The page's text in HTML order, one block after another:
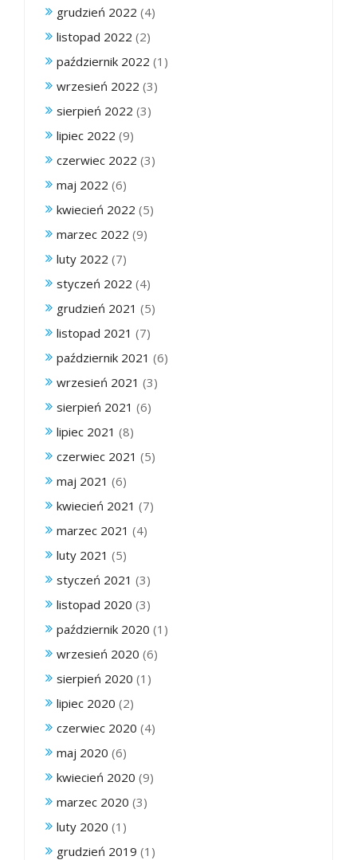
grudzień 2022 (4)
listopad 2022 (2)
październik 2022 (1)
wrzesień 2022 (3)
sierpień 2022 (3)
lipiec 2022 (9)
czerwiec 2022 (3)
maj 2022 (6)
kwiecień 2022 (5)
marzec 2022 (9)
luty 2022 (7)
styczeń 2022 (4)
grudzień 2021 (5)
listopad 2021 (7)
październik 2021 (6)
wrzesień 2021 (3)
sierpień 2021 (6)
lipiec 2021 (8)
czerwiec 2021 (5)
maj 2021 (6)
kwiecień 2021 (7)
marzec 2021 (4)
luty 2021 (5)
styczeń 2021 (3)
listopad 2020 (3)
październik 2020 (1)
wrzesień 2020 (6)
sierpień 2020 (1)
lipiec 2020 (2)
czerwiec 2020 (4)
maj 2020 (6)
kwiecień 2020 (9)
marzec 2020 (3)
luty 2020 (1)
grudzień 2019 (1)